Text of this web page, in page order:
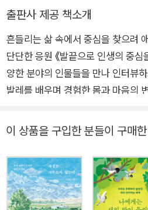
럼프와 김정은의 북미정상회담 등
《뉴욕타임스》(NYT) 에디터의 제
트가 됐다. 그러다 찾아온 어깨 통
한 발레가 인생의 필연이 됐다. 현재 서울 연희동에 작지만 발레
로 가득한 ‘중심의 집’을 짓고 산다.
(연희동 기자리나)와 브런치스토리를 연재
를 신는다. • 브런치 @sujiney • 블로그 m.blog.naver.com/wr
iter_ballet_home • 인
출판사 제공 책소개
흔들리는 삶 속에서 중심을 찾으려 애쓰는 모든 이들에
단단한 응원 《발끝으로 인생의 중심을 잡는 법》은 20여 년간 다
양한 분야의 인물들을 만나 인터뷰
발레를 배우며 경험한 몸과 마음의
긍정적인 삶의 태도를 이야기한다.
넘게 이어진 삶의 일부가 되었다. 저
고 발레 슈즈를 신으며 자신만의 균
보이지 않던 ‘낙담의 골짜기’에서
이 상품을 구입한 분들이 구매